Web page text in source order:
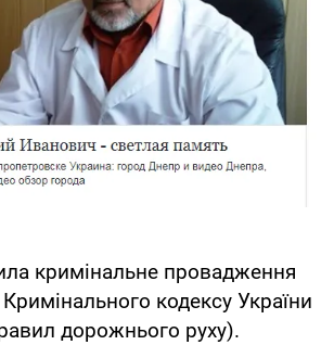
кримінальне провадження
кодексу України
дорожнього руху).